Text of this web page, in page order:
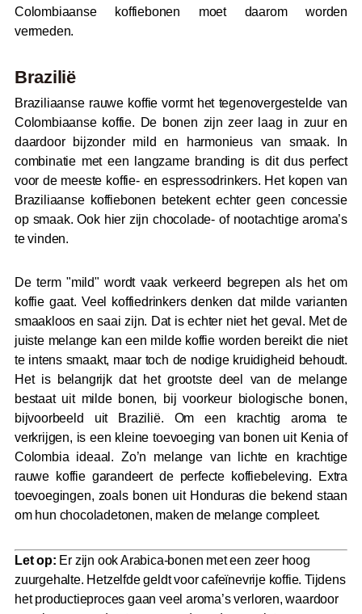
Colombiaanse koffiebonen moet daarom worden
vermeden.
Brazilië
Braziliaanse rauwe koffie vormt het tegenovergestelde van
Colombiaanse koffie. De bonen zijn zeer laag in zuur en
daardoor bijzonder mild en harmonieus van smaak. In
combinatie met een langzame branding is dit dus perfect
voor de meeste koffie- en espressodrinkers. Het kopen van
Braziliaanse koffiebonen betekent echter geen concessie
op smaak. Ook hier zijn chocolade- of nootachtige aroma’s
te vinden.
De term "mild" wordt vaak verkeerd begrepen als het om
koffie gaat. Veel koffiedrinkers denken dat milde varianten
smaakloos en saai zijn. Dat is echter niet het geval. Met de
juiste melange kan een milde koffie worden bereikt die niet
te intens smaakt, maar toch de nodige kruidigheid behoudt.
Het is belangrijk dat het grootste deel van de melange
bestaat uit milde bonen, bij voorkeur biologische bonen,
bijvoorbeeld uit Brazilië. Om een krachtig aroma te
verkrijgen, is een kleine toevoeging van bonen uit Kenia of
Colombia ideaal. Zo’n melange van lichte en krachtige
rauwe koffie garandeert de perfecte koffiebeleving. Extra
toevoegingen, zoals bonen uit Honduras die bekend staan
om hun chocoladetonen, maken de melange compleet.
Let op: Er zijn ook Arabica-bonen met een zeer hoog
zuurgehalte. Hetzelfde geldt voor cafeïnevrije koffie. Tijdens
het productieproces gaan veel aroma’s verloren, waardoor